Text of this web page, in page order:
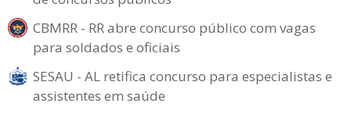
CBMRR - RR abre concurso público com vagas
para soldados e oficiais
SESAU - AL retifica concurso para especialistas e
assistentes em saúde